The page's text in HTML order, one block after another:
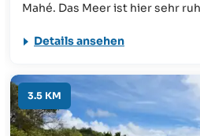
Mahé. Das Meer ist hier sehr
wunderbaren Blick auf die
Details ansehen
3.5 KM